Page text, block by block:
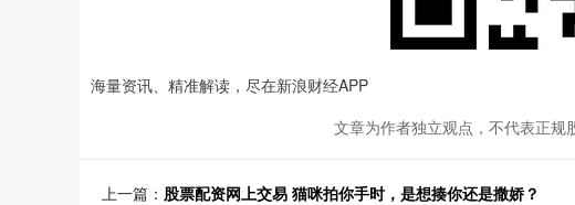
海量资讯、精准解读，尽在新浪财经APP
文章为作者独立观点，不代表正
上一篇： 股票配资网上交易 猫咪拍你手时，是想揍你还是撒娇？